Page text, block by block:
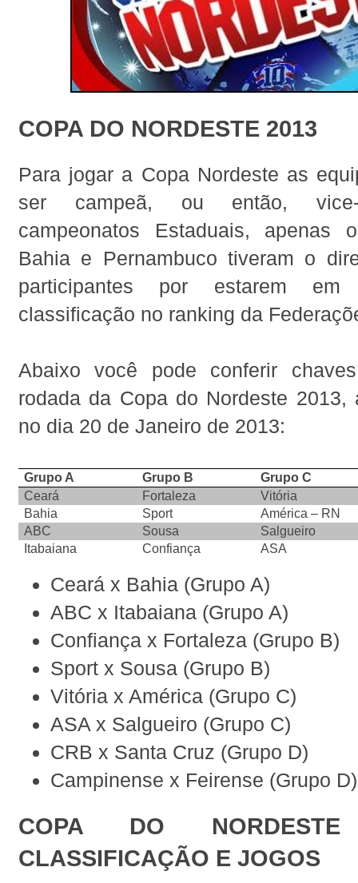
COPA DO NORDESTE 2013
Para jogar a Copa Nordeste as
ser campeã, ou então, vice-
campeonatos Estaduais, apenas
Bahia e Pernambuco tiveram o
participantes por estarem em
classificação no ranking da
Abaixo você pode conferir
rodada da Copa do Nordeste 2013,
no dia 20 de Janeiro de 2013:
Grupo A Grupo B
Grupo C
Ceará
Fortaleza
Vitória
Bahia
Sport
América – RN
ABC
Sousa
Salgueiro
Itabaiana
Confiança ASA
Ceará x Bahia (Grupo A)
ABC x Itabaiana (Grupo A)
Confiança x Fortaleza (Grupo B)
Sport x Sousa (Grupo B)
Vitória x América (Grupo C)
ASA x Salgueiro (Grupo C)
CRB x Santa Cruz (Grupo D)
Campinense x Feirense (Grupo D)
COPA DO
CLASSIFICAÇÃO E JOGOS